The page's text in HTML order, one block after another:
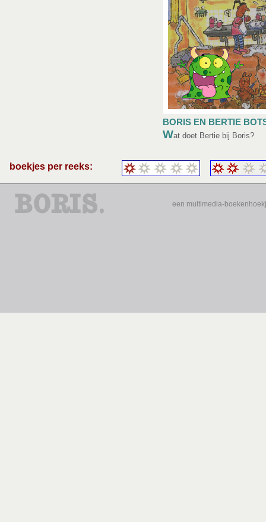
een multimedia-
BORIS EN BERTIE
Wat doet Bertie bij Boris?
boekjes per reeks: